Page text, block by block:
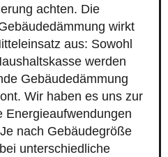
achten. Die
wirkt
aus: Sowohl
werden
Gebäudedämmung
Wir haben es uns zur
Energieaufwendungen
nach Gebäudegröße
unterschiedliche